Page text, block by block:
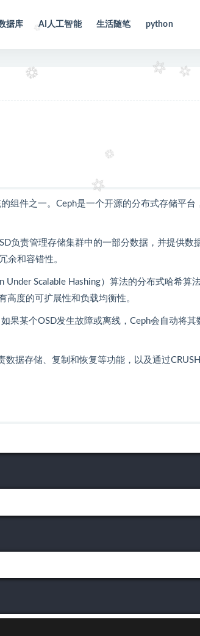
据库 AI人工智能 生活随笔 python
组件之一。Ceph是一个开源的分布式存储平
负责管理存储集群中的一部分数据，并提供数
余和容错性。
Scalable Hashing）算法的分布式哈希算
高度的可扩展性和负载均衡性。
果某个OSD发生故障或离线，Ceph会自动将
据存储、复制和恢复等功能，以及通过